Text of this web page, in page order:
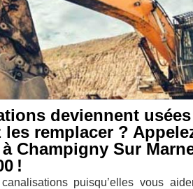
deviennent
remplacer ?
Champigny Sur
!
puisqu’elles vous